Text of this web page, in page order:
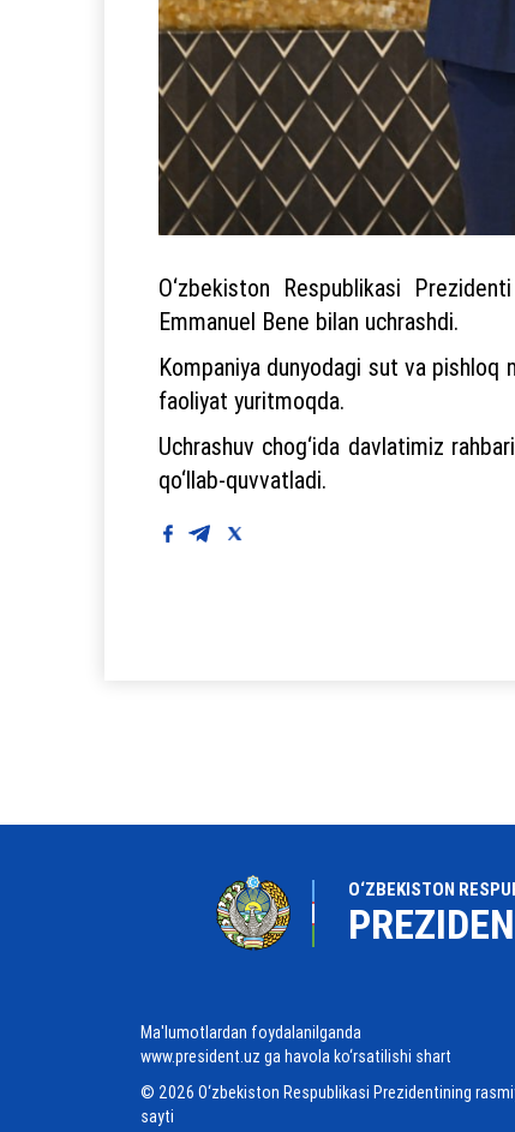
O‘zbekiston Respublikasi
Emmanuel Bene bilan uchrashdi.
Kompaniya dunyodagi sut va
faoliyat yuritmoqda.
Uchrashuv chog‘ida davlatimiz
qo‘llab-quvvatladi.
O‘ZBEKISTON
Ma'lumotlardan foydalanilganda
www.president.uz ga havola ko‘rsatilishi shart
© 2026 O‘zbekiston Respublikasi Prezidentining
sayti